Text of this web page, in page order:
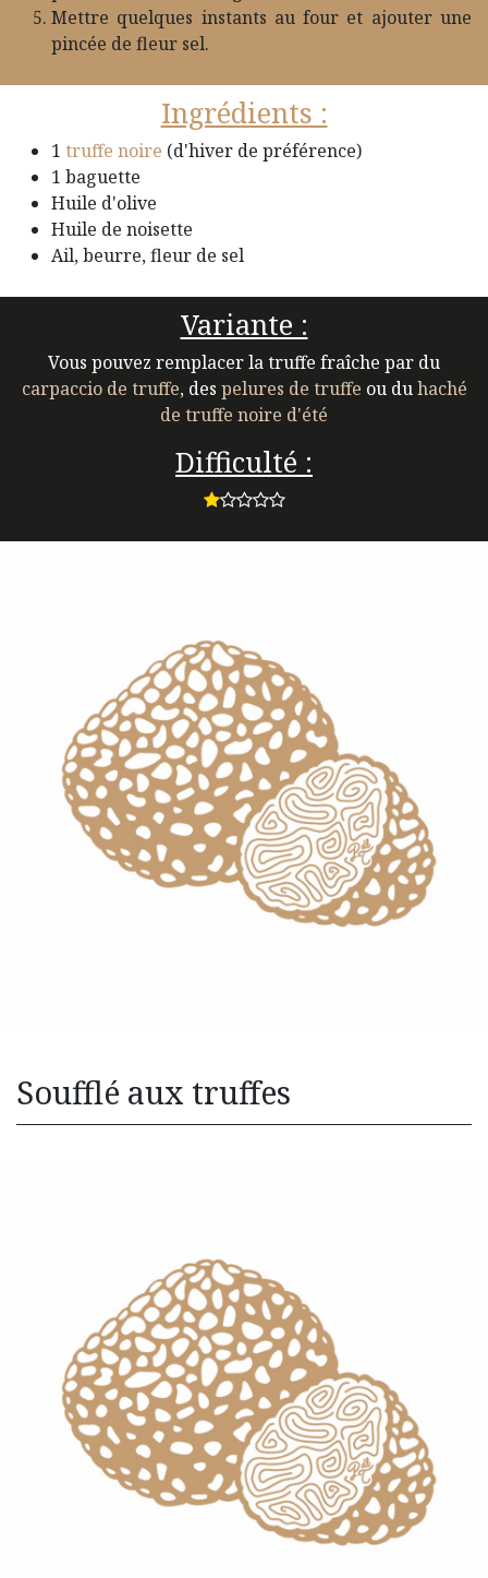
Mettre quelques instants au four et ajouter une
pincée de fleur sel.
Ingrédients :
1 truffe noire (d'hiver de préférence)
1 baguette
Huile d'olive
Huile de noisette
Ail, beurre, fleur de sel
Variante :
Vous pouvez remplacer la truffe fraîche par du
carpaccio de truffe, des pelures de truffe ou duhaché
de truffe noire d'été
Difficulté :
Soufflé aux truffes